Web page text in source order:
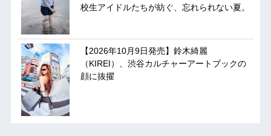
校生アイドルたちが紡ぐ、忘れられない夏。
【2026年10月9日発売】鈴木綺麗
（KIREI）、渋谷カルチャーアートブックの
顔に抜擢